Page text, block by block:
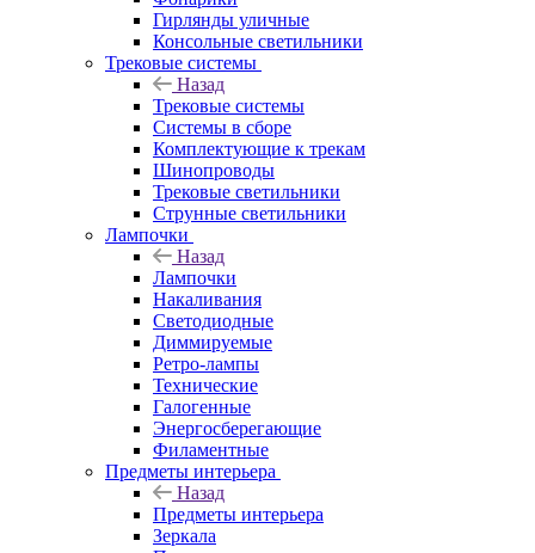
Гирлянды уличные
Консольные светильники
Трековые системы
Назад
Трековые системы
Системы в сборе
Комплектующие к трекам
Шинопроводы
Трековые светильники
Струнные светильники
Лампочки
Назад
Лампочки
Накаливания
Светодиодные
Диммируемые
Ретро-лампы
Технические
Галогенные
Энергосберегающие
Филаментные
Предметы интерьера
Назад
Предметы интерьера
Зеркала